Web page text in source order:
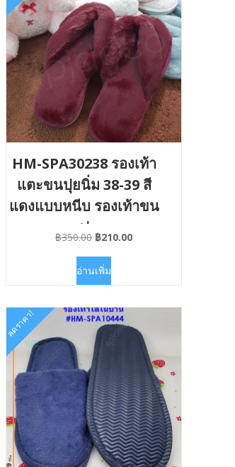
HM-SPA30238 รองเท้า
แตะขนปุยนิ่ม 38-39 สี
แดงแบบหนีบ รองเท้าขน
ฟู
฿350.00 Original
was:
฿210.00Current
อ่านเพิ่ม
ลดราคา!